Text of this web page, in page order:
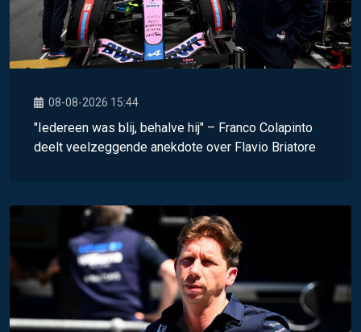
08-08-2026 15:44
"Iedereen was blij, behalve hij" – Franco Colapinto
deelt veelzeggende anekdote over Flavio Briatore